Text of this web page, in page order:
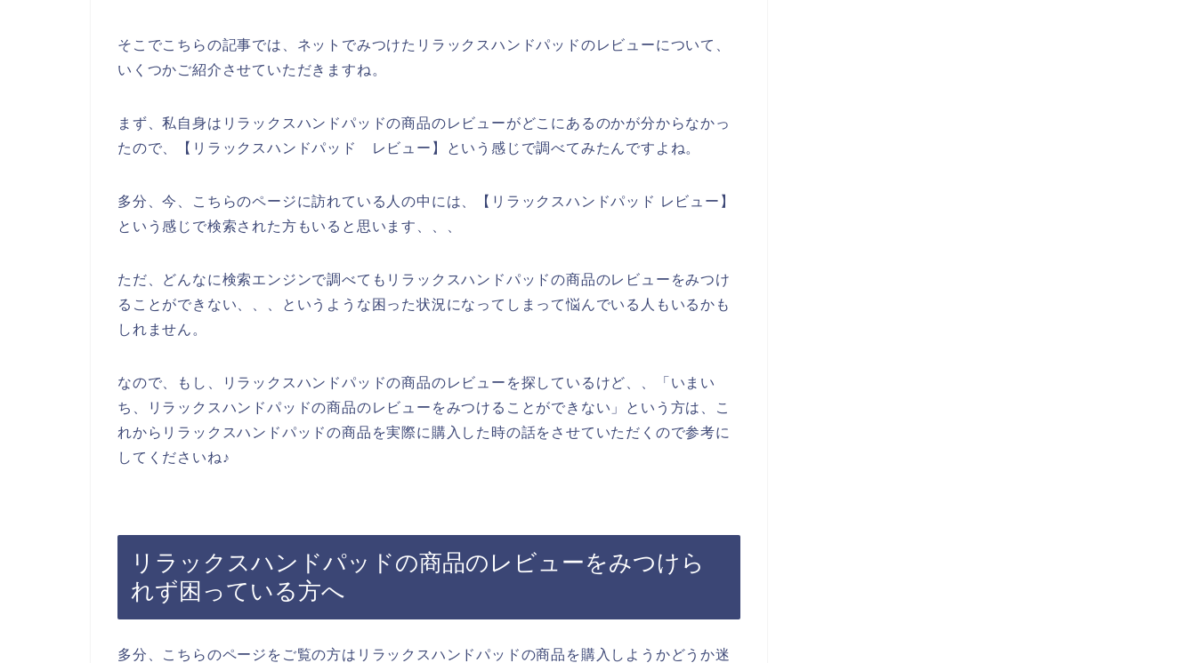
そこでこちらの記事では、ネットでみつけたリラックスハンドパッドのレビューについて、
いくつかご紹介させていただきますね。
まず、私自身はリラックスハンドパッドの商品のレビューがどこにあるのかが分からなかっ
たので、【リラックスハンドパッド レビュー】という感じで調べてみたんですよね。
多分、今、こちらのページに訪れている人の中には、【リラックスハンドパッド レビュー】
という感じで検索された方もいると思います、、、
ただ、どんなに検索エンジンで調べてもリラックスハンドパッドの商品のレビューをみつけ
ることができない、、、というような困った状況になってしまって悩んでいる人もいるかも
しれません。
なので、もし、リラックスハンドパッドの商品のレビューを探しているけど、、「いまい
ち、リラックスハンドパッドの商品のレビューをみつけることができない」という方は、こ
れからリラックスハンドパッドの商品を実際に購入した時の話をさせていただくので参考に
してくださいね♪
リラックスハンドパッドの商品のレビューをみつけら
れず困っている方へ
多分、こちらのページをご覧の方はリラックスハンドパッドの商品を購入しようかどうか迷